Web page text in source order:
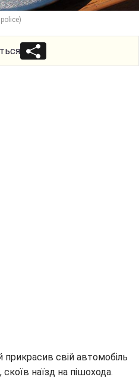
прикрасив свій автомобіль
наїзд на пішохода.